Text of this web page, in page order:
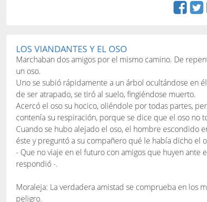
LOS VIANDANTES Y EL OSO
Marchaban dos amigos por el mismo camino. De
un oso.
Uno se subió rápidamente a un árbol ocultándose en
de ser atrapado, se tiró al suelo, fingiéndose muerto.
Acercó el oso su hocico, oliéndole por todas partes,
contenía su respiración, porque se dice que el oso no
Cuando se hubo alejado el oso, el hombre escondido
éste y preguntó a su compañero qué le había dicho el
- Que no viaje en el futuro con amigos que huyen ante
respondió -.
Moraleja: La verdadera amistad se comprueba en los
peligro.